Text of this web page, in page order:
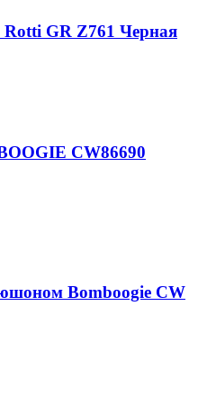
GR Z761 Черная
CW86690
Bomboogie CW